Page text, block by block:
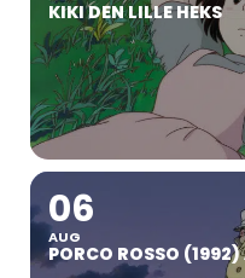
KIKI DEN LILLE HEKS
06
AUG
PORCO ROSSO